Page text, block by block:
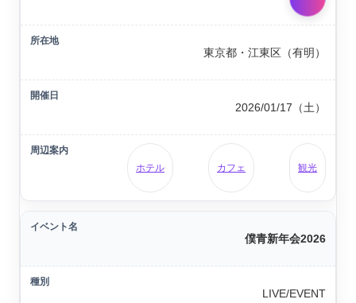
東京都・江東区（有明）
2026/01/17（土）
ホテル カフェ 観光
僕青新年会2026
LIVE/EVENT